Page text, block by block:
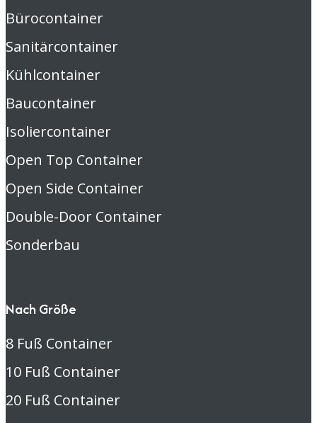
Bürocontainer
Sanitärcontainer
Kühlcontainer
Baucontainer
Isoliercontainer
Open Top Container
Open Side Container
Double-Door Container
Sonderbau
Nach Größe
8 Fuß Container
10 Fuß Container
20 Fuß Container